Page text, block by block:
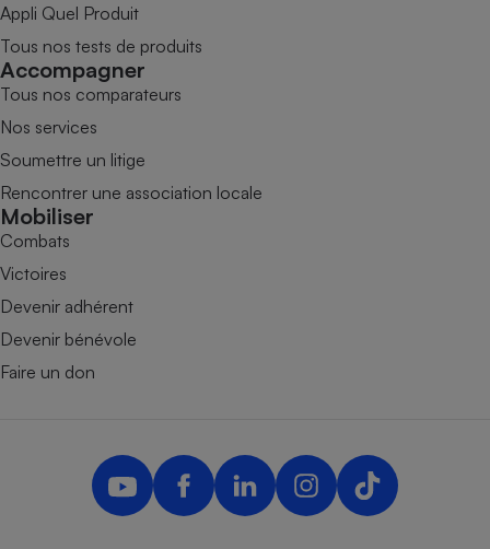
Appli Quel Produit
Tous nos tests de produits
Accompagner
Tous nos comparateurs
Nos services
Soumettre un litige
Rencontrer une association locale
Mobiliser
Combats
Victoires
Devenir adhérent
Devenir bénévole
Faire un don